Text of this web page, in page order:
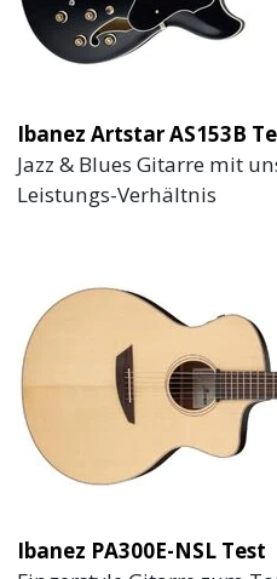
Ibanez Artstar AS153B
Jazz & Blues Gitarre mit
Leistungs-Verhältnis
Ibanez PA300E-NSL Test